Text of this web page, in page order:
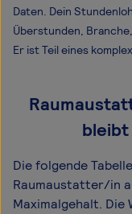
Daten. Dein
Überstunden,
Er ist Teil eines
Die folgende
Raumaustatter/in
Maximal­gehalt.